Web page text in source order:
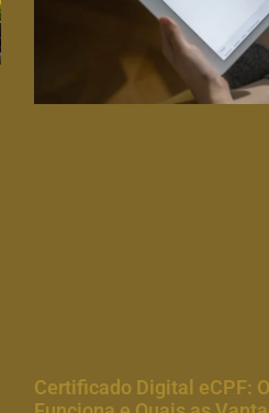
Certificado Digital eCPF: